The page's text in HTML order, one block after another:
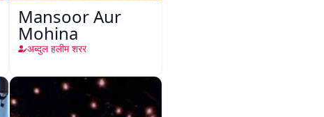
Mansoor Aur
Mohina
अब्दुल हलीम शरर